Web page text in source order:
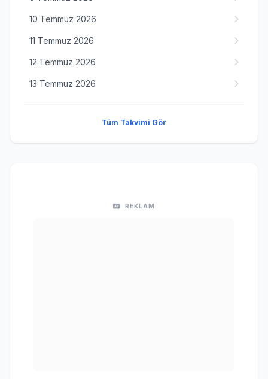
10 Temmuz 2026
11 Temmuz 2026
12 Temmuz 2026
13 Temmuz 2026
Tüm Takvimi Gör
REKLAM